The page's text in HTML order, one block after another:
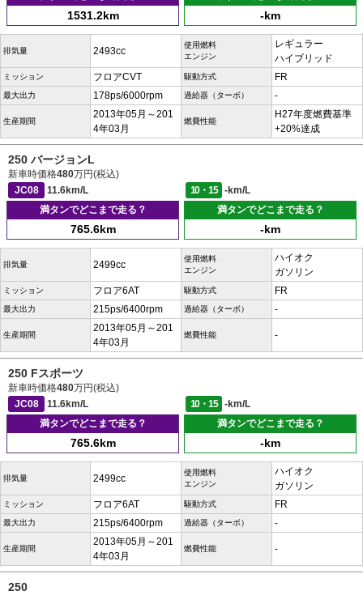
1531.2km -km
排気量 2493cc
使用燃料
エンジン
レギュラー
ハイブリッド
ミッション フロアCVT 駆動方式 FR
最大出力 178ps/6000rpm 過給器（ターボ） -
生産期間
2013年05月～201
4年03月
燃費性能
H27年度燃費基準
+20%達成
250 バージョンL
新車時価格480万円(税込)
JC08
11.6km/L 10・15
-km/L
満タンでどこまで走る？
765.6km
満タンでどこまで走る？
-km
排気量 2499cc
使用燃料
エンジン
ハイオク
ガソリン
ミッション フロア6AT 駆動方式 FR
最大出力 215ps/6400rpm 過給器（ターボ） -
生産期間
2013年05月～201
4年03月
燃費性能 -
250 Fスポーツ
新車時価格480万円(税込)
JC08
11.6km/L 10・15
-km/L
満タンでどこまで走る？
765.6km
満タンでどこまで走る？
-km
排気量 2499cc
使用燃料
エンジン
ハイオク
ガソリン
ミッション フロア6AT 駆動方式 FR
最大出力 215ps/6400rpm 過給器（ターボ） -
生産期間
2013年05月～201
4年03月
燃費性能 -
250